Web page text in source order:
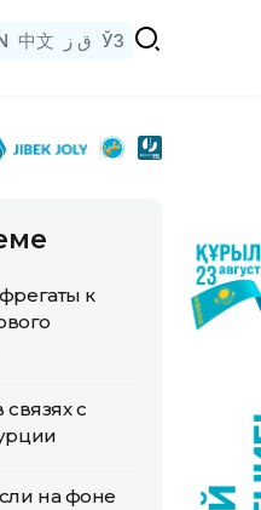
中文 ق ز ЎЗ
к
с
на фоне